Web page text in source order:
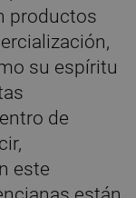
productos
su espíritu
de
este